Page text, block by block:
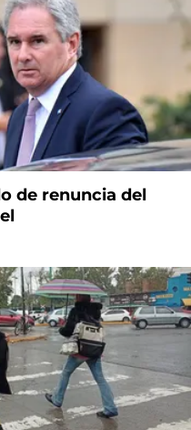
de renuncia del